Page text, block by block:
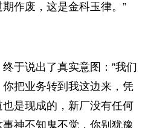
作废，这是金科玉律。”
于说出了真实意图：”我们
把业务转到我这边来，凭
是现成的，新厂没有任何
神不知鬼不觉，你别犹豫